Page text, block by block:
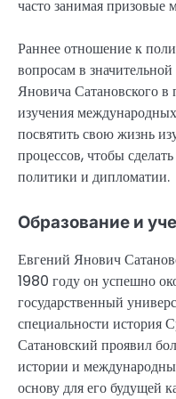
часто занимая призовые
Раннее отношение к
вопросам в
Яновича Сатановского в
изучения
посвятить свою жизнь
процессов, чтобы
политики и дипломатии.
Образование и
Евгений Янович
1980 году он успешно
государственный
специальности история
Сатановский проявил
истории и
основу для его будущей